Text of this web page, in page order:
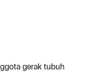
gerak tubuh